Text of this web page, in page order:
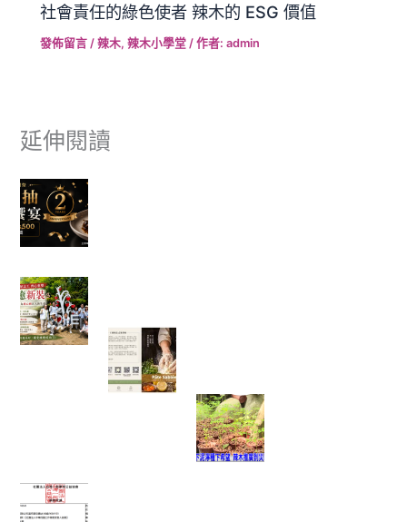
社會責任的綠色使者 辣木的 ESG 價值
發佈留言 /辣木,辣木小學堂 / 作者:admin
延伸閱讀